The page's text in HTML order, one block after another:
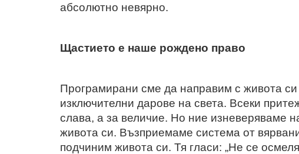
абсолютно невярно.
Щастието е наше рождено право
Програмирани сме да направим с живота
изключителни дарове на света. Всеки
слава, а за величие. Но ние изневеряваме
живота си. Възприемаме система от
подчиним живота си. Тя гласи: „Не се